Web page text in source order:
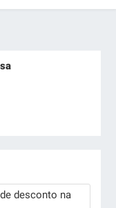
desconto na